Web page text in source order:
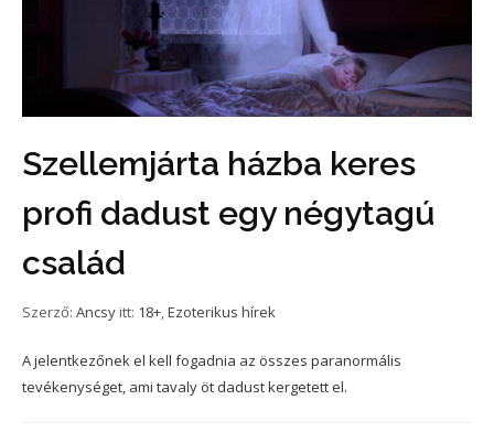
Szellemjárta házba keres
profi dadust egy négytagú
család
Szerző: Ancsy itt: 18+,Ezoterikus hírek
A jelentkezőnek el kell fogadnia az összes paranormális
tevékenységet, ami tavaly öt dadust kergetett el.